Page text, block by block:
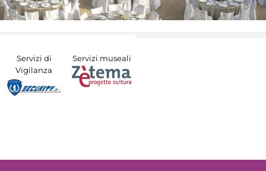
Servizi di
Vigilanza
Servizi museali